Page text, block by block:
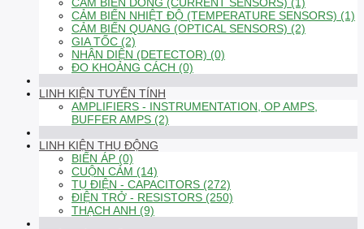
CẢM BIẾN NHIỆT ĐỘ (TEMPERATURE SENSORS) (1)
CẢM BIẾN QUANG (OPTICAL SENSORS) (2)
GIA TỐC (2)
NHẬN DIỆN (DETECTOR) (0)
ĐO KHOẢNG CÁCH (0)
LINH KIỆN TUYẾN TÍNH
AMPLIFIERS - INSTRUMENTATION, OP AMPS,
BUFFER AMPS (2)
LINH KIỆN THỤ ĐỘNG
BIẾN ÁP (0)
CUỘN CẢM (14)
TỤ ĐIỆN - CAPACITORS (272)
ĐIỆN TRỞ - RESISTORS (250)
THẠCH ANH (9)